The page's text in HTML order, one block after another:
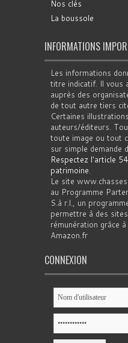
Nos clés
La boussole
INFORMATIONS
Les informations
titre indicatif. Il vous
auprès des
de tout autre tiers
Certaines
auteurs/éditeurs.
toute image ou tout
sur simple demande
Respectez l'article
patrimoine
Le site
au Programme
S.à r.l., un
permettre à des
rémunération grâce
Amazon.fr
CONNEXION